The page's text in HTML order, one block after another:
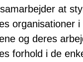
at
organisationer i
og deres
forhold i de